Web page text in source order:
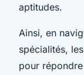
aptitudes.
Ainsi, en
spécialités,
pour